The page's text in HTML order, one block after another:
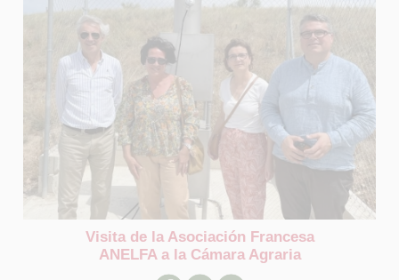
Visita de la Asociación Francesa
ANELFA a la Cámara Agraria